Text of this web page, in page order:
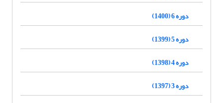
دوره 6 (1400)
دوره 5 (1399)
دوره 4 (1398)
دوره 3 (1397)